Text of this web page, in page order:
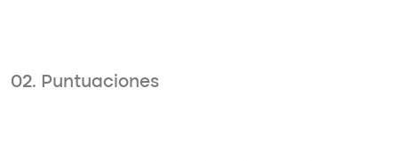
02. Puntuaciones